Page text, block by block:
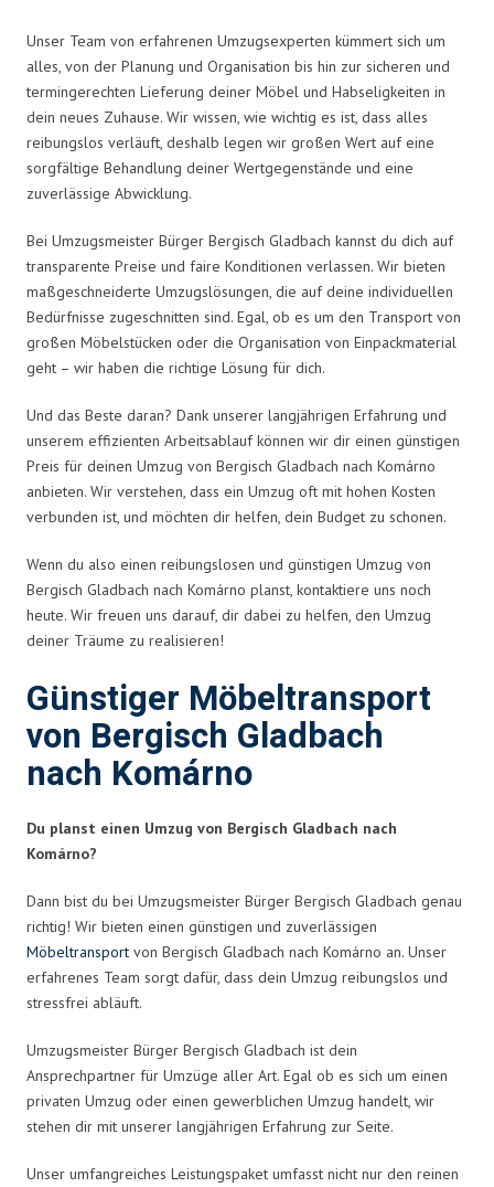
Unser Team von erfahrenen Umzugsexperten kümmert sich um
alles, von der Planung und Organisation bis hin zur sicheren und
termingerechten Lieferung deiner Möbel und Habseligkeiten in
dein neues Zuhause. Wir wissen, wie wichtig es ist, dass alles
reibungslos verläuft, deshalb legen wir großen Wert auf eine
sorgfältige Behandlung deiner Wertgegenstände und eine
zuverlässige Abwicklung.
Bei Umzugsmeister Bürger Bergisch Gladbach kannst du dich auf
transparente Preise und faire Konditionen verlassen. Wir bieten
maßgeschneiderte Umzugslösungen, die auf deine individuellen
Bedürfnisse zugeschnitten sind. Egal, ob es um den Transport von
großen Möbelstücken oder die Organisation von Einpackmaterial
geht – wir haben die richtige Lösung für dich.
Und das Beste daran? Dank unserer langjährigen Erfahrung und
unserem effizienten Arbeitsablauf können wir dir einen günstigen
Preis für deinen Umzug von Bergisch Gladbach nach Komárno
anbieten. Wir verstehen, dass ein Umzug oft mit hohen Kosten
verbunden ist, und möchten dir helfen, dein Budget zu schonen.
Wenn du also einen reibungslosen und günstigen Umzug von
Bergisch Gladbach nach Komárno planst, kontaktiere uns noch
heute. Wir freuen uns darauf, dir dabei zu helfen, den Umzug
deiner Träume zu realisieren!
Günstiger Möbeltransport
von Bergisch Gladbach
nach Komárno
Du planst einen Umzug von Bergisch Gladbach nach
Komárno?
Dann bist du bei Umzugsmeister Bürger Bergisch Gladbach genau
richtig! Wir bieten einen günstigen und zuverlässigen
Möbeltransport von Bergisch Gladbach nach Komárno an. Unser
erfahrenes Team sorgt dafür, dass dein Umzug reibungslos und
stressfrei abläuft.
Umzugsmeister Bürger Bergisch Gladbach ist dein
Ansprechpartner für Umzüge aller Art. Egal ob es sich um einen
privaten Umzug oder einen gewerblichen Umzug handelt, wir
stehen dir mit unserer langjährigen Erfahrung zur Seite.
Unser umfangreiches Leistungspaket umfasst nicht nur den reinen